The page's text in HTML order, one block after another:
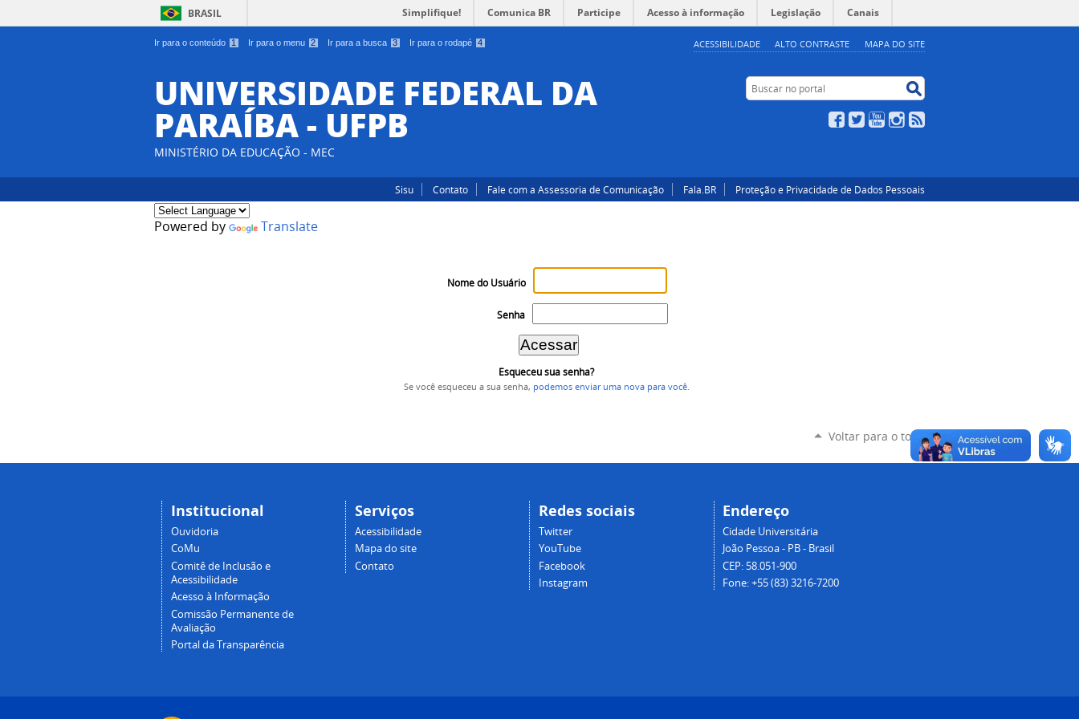
Ir para o conteúdo 1 Ir para o menu 2 Ir para a busca 3 Ir para o rodapé 4 ACESSIBILIDADE ALTO CONTRASTE MAPA DO SITE
BRASIL Simplifique! Comunica BR Participe Acesso à informação Legislação Canais
UNIVERSIDADE FEDERAL DA
PARAÍBA - UFPB
MINISTÉRIO DA EDUCAÇÃO - MEC
Buscar no portal
Facebook
TwitterYouTubeInstagram
Sisu Contato Fale com a Assessoria de Comunicação Fala.BR Proteção e Privacidade de Dados Pessoais
Powered by Translate
Nome do Usuário
Senha
Esqueceu sua senha?
Se você esqueceu a sua senha, podemos enviar uma nova para você.
Voltar para o topo
Institucional
Ouvidoria
CoMu
Comitê de Inclusão e
Acessibilidade
Acesso à Informação
Comissão Permanente de
Avaliação
Portal da Transparência
Serviços
Acessibilidade
Mapa do site
Contato
Redes sociais
Twitter
YouTube
Facebook
Instagram
Endereço
Cidade Universitária
João Pessoa - PB - Brasil
CEP: 58.051-900
Fone: +55 (83) 3216-7200